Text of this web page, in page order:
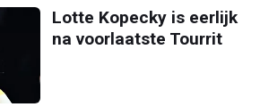
Lotte Kopecky is eerlijk
na voorlaatste Tourrit